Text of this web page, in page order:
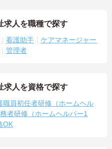
求人を職種で探す
看護助手
ケアマネージャー
管理者
求人を資格で探す
職員初任者研修（ホームヘル
者研修（ホームヘルパー1
OK